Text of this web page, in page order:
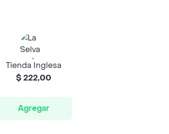
Tienda Inglesa
$ 222,00
Agregar